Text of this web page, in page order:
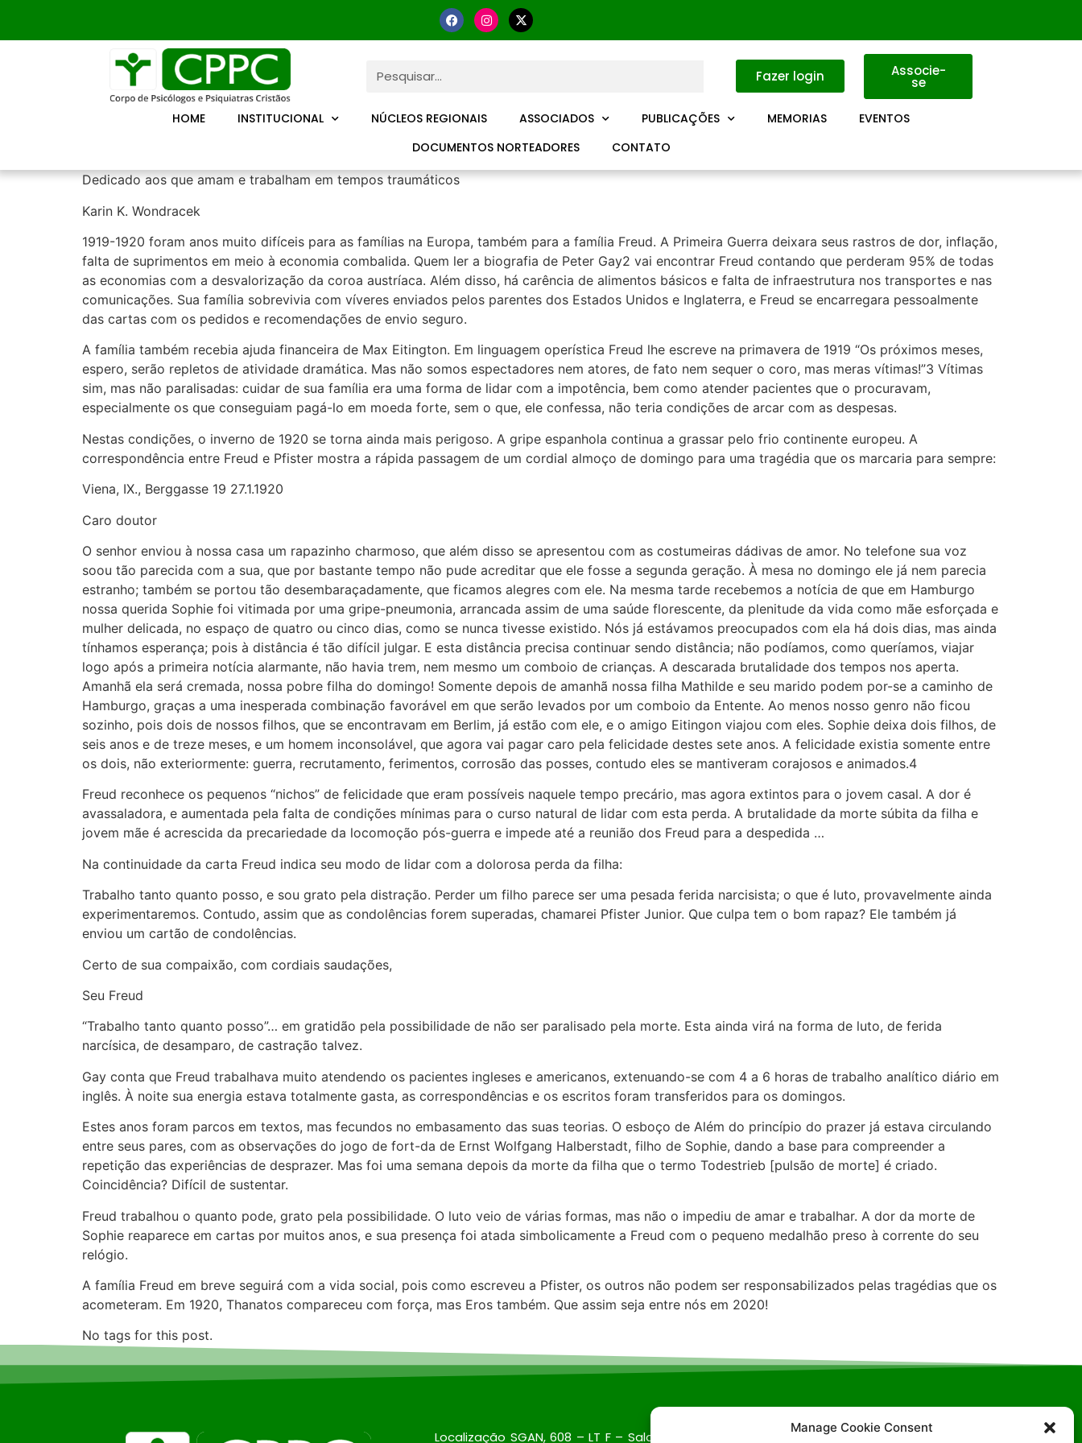
Manage Cookie Consent
Fazer login Associe-
se
HOME INSTITUCIONAL NÚCLEOS REGIONAIS ASSOCIADOS PUBLICAÇÕES MEMORIAS
EVENTOS
DOCUMENTOS NORTEADORES
CONTATO
Dedicado aos que amam e trabalham em tempos traumáticos
Karin K. Wondracek
1919-1920 foram anos muito difíceis para as famílias na Europa, também para a família Freud. A Primeira Guerra deixara seus rastros de dor, inflação,
falta de suprimentos em meio à economia combalida. Quem ler a biografia de Peter Gay2 vai encontrar Freud contando que perderam 95% de todas
as economias com a desvalorização da coroa austríaca. Além disso, há carência de alimentos básicos e falta de infraestrutura nos transportes e nas
comunicações. Sua família sobrevivia com víveres enviados pelos parentes dos Estados Unidos e Inglaterra, e Freud se encarregara pessoalmente
das cartas com os pedidos e recomendações de envio seguro.
A família também recebia ajuda financeira de Max Eitington. Em linguagem operística Freud lhe escreve na primavera de 1919 “Os próximos meses,
espero, serão repletos de atividade dramática. Mas não somos espectadores nem atores, de fato nem sequer o coro, mas meras vítimas!”3 Vítimas
sim, mas não paralisadas: cuidar de sua família era uma forma de lidar com a impotência, bem como atender pacientes que o procuravam,
especialmente os que conseguiam pagá-lo em moeda forte, sem o que, ele confessa, não teria condições de arcar com as despesas.
Nestas condições, o inverno de 1920 se torna ainda mais perigoso. A gripe espanhola continua a grassar pelo frio continente europeu. A
correspondência entre Freud e Pfister mostra a rápida passagem de um cordial almoço de domingo para uma tragédia que os marcaria para sempre:
Viena, IX., Berggasse 19 27.1.1920
Caro doutor
O senhor enviou à nossa casa um rapazinho charmoso, que além disso se apresentou com as costumeiras dádivas de amor. No telefone sua voz
soou tão parecida com a sua, que por bastante tempo não pude acreditar que ele fosse a segunda geração. À mesa no domingo ele já nem parecia
estranho; também se portou tão desembaraçadamente, que ficamos alegres com ele. Na mesma tarde recebemos a notícia de que em Hamburgo
nossa querida Sophie foi vitimada por uma gripe-pneumonia, arrancada assim de uma saúde florescente, da plenitude da vida como mãe esforçada e
mulher delicada, no espaço de quatro ou cinco dias, como se nunca tivesse existido. Nós já estávamos preocupados com ela há dois dias, mas ainda
tínhamos esperança; pois à distância é tão difícil julgar. E esta distância precisa continuar sendo distância; não podíamos, como queríamos, viajar
logo após a primeira notícia alarmante, não havia trem, nem mesmo um comboio de crianças. A descarada brutalidade dos tempos nos aperta.
Amanhã ela será cremada, nossa pobre filha do domingo! Somente depois de amanhã nossa filha Mathilde e seu marido podem por-se a caminho de
Hamburgo, graças a uma inesperada combinação favorável em que serão levados por um comboio da Entente. Ao menos nosso genro não ficou
sozinho, pois dois de nossos filhos, que se encontravam em Berlim, já estão com ele, e o amigo Eitingon viajou com eles. Sophie deixa dois filhos, de
seis anos e de treze meses, e um homem inconsolável, que agora vai pagar caro pela felicidade destes sete anos. A felicidade existia somente entre
os dois, não exteriormente: guerra, recrutamento, ferimentos, corrosão das posses, contudo eles se mantiveram corajosos e animados.4
Freud reconhece os pequenos “nichos” de felicidade que eram possíveis naquele tempo precário, mas agora extintos para o jovem casal. A dor é
avassaladora, e aumentada pela falta de condições mínimas para o curso natural de lidar com esta perda. A brutalidade da morte súbita da filha e
jovem mãe é acrescida da precariedade da locomoção pós-guerra e impede até a reunião dos Freud para a despedida …
Na continuidade da carta Freud indica seu modo de lidar com a dolorosa perda da filha:
Trabalho tanto quanto posso, e sou grato pela distração. Perder um filho parece ser uma pesada ferida narcisista; o que é luto, provavelmente ainda
experimentaremos. Contudo, assim que as condolências forem superadas, chamarei Pfister Junior. Que culpa tem o bom rapaz? Ele também já
enviou um cartão de condolências.
Certo de sua compaixão, com cordiais saudações,
Seu Freud
“Trabalho tanto quanto posso”… em gratidão pela possibilidade de não ser paralisado pela morte. Esta ainda virá na forma de luto, de ferida
narcísica, de desamparo, de castração talvez.
Gay conta que Freud trabalhava muito atendendo os pacientes ingleses e americanos, extenuando-se com 4 a 6 horas de trabalho analítico diário em
inglês. À noite sua energia estava totalmente gasta, as correspondências e os escritos foram transferidos para os domingos.
Estes anos foram parcos em textos, mas fecundos no embasamento das suas teorias. O esboço de Além do princípio do prazer já estava circulando
entre seus pares, com as observações do jogo de fort-da de Ernst Wolfgang Halberstadt, filho de Sophie, dando a base para compreender a
repetição das experiências de desprazer. Mas foi uma semana depois da morte da filha que o termo Todestrieb [pulsão de morte] é criado.
Coincidência? Difícil de sustentar.
Freud trabalhou o quanto pode, grato pela possibilidade. O luto veio de várias formas, mas não o impediu de amar e trabalhar. A dor da morte de
Sophie reaparece em cartas por muitos anos, e sua presença foi atada simbolicamente a Freud com o pequeno medalhão preso à corrente do seu
relógio.
A família Freud em breve seguirá com a vida social, pois como escreveu a Pfister, os outros não podem ser responsabilizados pelas tragédias que os
acometeram. Em 1920, Thanatos compareceu com força, mas Eros também. Que assim seja entre nós em 2020!
No tags for this post.
Localização SGAN, 608 – LT F – Sala: 326, Brasilia- DF